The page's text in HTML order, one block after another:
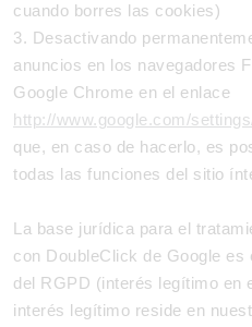
cuando borres las cookies)
3. Desactivando
anuncios en los navegadores
Google Chrome en el enlace
http://www.google.com/
que, en caso de hacerlo, es
todas las funciones del sitio
La base jurídica para el
con DoubleClick de Google es
del RGPD (interés legítimo en
interés legítimo reside en